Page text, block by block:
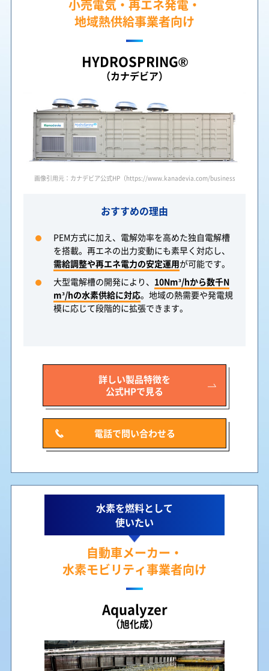
小売電気・再エネ発電・
地域熱供給事業者向け
HYDROSPRING®
（カナデビア）
画像引用元：カナデビア公式HP（https://www.kanadevia.com/business/field/
おすすめの理由
PEM方式に加え、電解効率を高めた独自電解槽
を搭載。再エネの出力変動にも素早く対応し、
需給調整や再エネ電力の安定運用が可能です。
大型電解槽の開発により、 10Nm³/hから数千N
m³/hの水素供給に対応。地域の熱需要や発電規
模に応じて段階的に拡張できます。
詳しい製品特徴を
公式HPで見る
電話で問い合わせる
水素を燃料として
使いたい
自動車メーカー・
水素モビリティ事業者向け
Aqualyzer
（旭化成）